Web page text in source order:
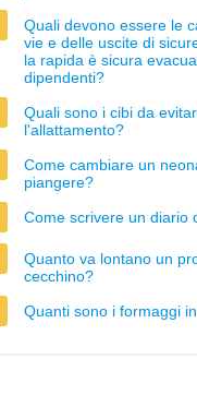
Quali devono essere le
vie e delle uscite di
la rapida è sicura
dipendenti?
Quali sono i cibi da
l'allattamento?
Come cambiare un
piangere?
Come scrivere un diario
Quanto va lontano un
cecchino?
Quanti sono i formaggi